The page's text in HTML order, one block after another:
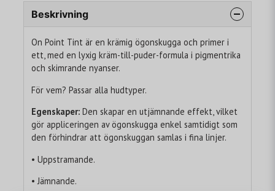
Beskrivning
On Point Tint är en krämig ögonskugga och primer i
ett, med en lyxig kräm-till-puder-formula i pigmentrika
och skimrande nyanser.
För vem? Passar alla hudtyper.
Egenskaper: Den skapar en utjämnande effekt, vilket
gör appliceringen av ögonskugga enkel samtidigt som
den förhindrar att ögonskuggan samlas i fina linjer.
• Uppstramande.
• Jämnande.